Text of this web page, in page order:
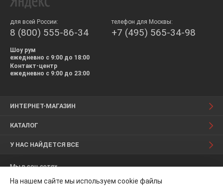
Мы в соц.сетях
для всей России:
8 (800) 555-86-34
телефон для Москвы:
+7 (495) 565-34-98
Шоу рум
ежедневно с 9:00 до 18:00
Контакт-центр
ежедневно с 9:00 до 23:00
ИНТЕРНЕТ-МАГАЗИН
КАТАЛОГ
У НАС НАЙДЕТСЯ ВСЕ
На нашем сайте мы используем cookie файлы